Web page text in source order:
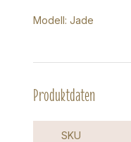
Modell: Jade
Produktdaten
SKU